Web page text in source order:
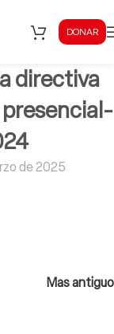
DONAR
directiva
presencial-
de 2025
Mas antiguo